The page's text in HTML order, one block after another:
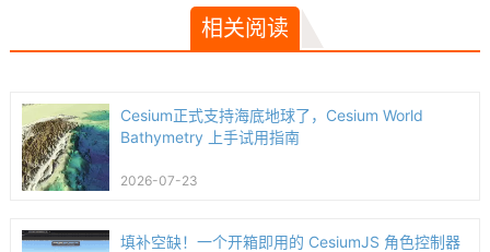
相关阅读
Cesium正式支持海底地球了，Cesium World
Bathymetry 上手试用指南
2026-07-23
填补空缺！一个开箱即用的 CesiumJS 角色控制器